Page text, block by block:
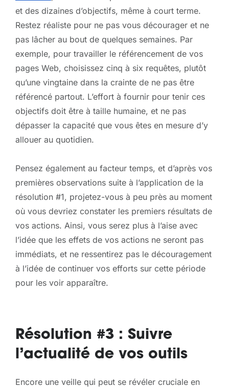
et des dizaines d’objectifs, même à court terme.
Restez réaliste pour ne pas vous décourager et ne
pas lâcher au bout de quelques semaines. Par
exemple, pour travailler le référencement de vos
pages Web, choisissez cinq à six requêtes, plutôt
qu’une vingtaine dans la crainte de ne pas être
référencé partout. L’effort à fournir pour tenir ces
objectifs doit être à taille humaine, et ne pas
dépasser la capacité que vous êtes en mesure d’y
allouer au quotidien.
Pensez également au facteur temps, et d’après vos
premières observations suite à l’application de la
résolution #1, projetez-vous à peu près au moment
où vous devriez constater les premiers résultats de
vos actions. Ainsi, vous serez plus à l’aise avec
l’idée que les effets de vos actions ne seront pas
immédiats, et ne ressentirez pas le découragement
à l’idée de continuer vos efforts sur cette période
pour les voir apparaître.
Résolution #3 : Suivre
l’actualité de vos outils
Encore une veille qui peut se révéler cruciale en